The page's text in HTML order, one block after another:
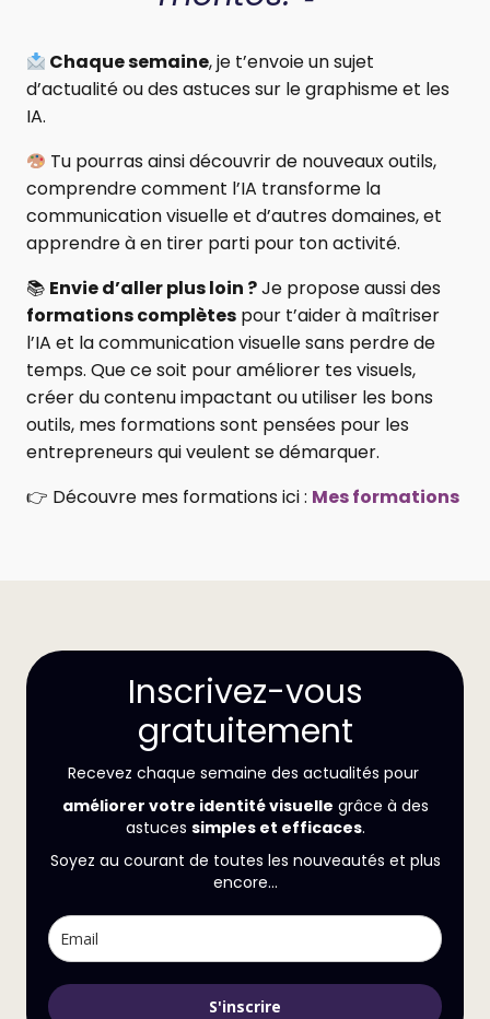
Chaque semaine, je t’envoie un sujet
d’actualité ou des astuces sur le graphisme et les
IA.
Tu pourras ainsi découvrir de nouveaux outils,
comprendre comment l’IA transforme la
communication visuelle et d’autres domaines, et
apprendre à en tirer parti pour ton activité.
📚 Envie d’aller plus loin ?Je propose aussi des
formations complètes pour t’aider à maîtriser
l’IA et la communication visuelle sans perdre de
temps. Que ce soit pour améliorer tes visuels,
créer du contenu impactant ou utiliser les bons
outils, mes formations sont pensées pour les
entrepreneurs qui veulent se démarquer.
👉 Découvre mes formations ici : Mes formations
Inscrivez-vous
gratuitement
Recevez chaque semaine des actualités pour
améliorer votre identité visuelle grâce à des
astuces simples et efficaces.
Soyez au courant de toutes les nouveautés et plus
encore...
S'inscrire